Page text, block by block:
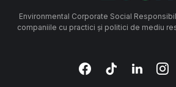
Environmental Corporate Social
companiile cu practici și politici de mediu